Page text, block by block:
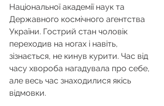
Національної академії наук та
Державного космічного агентства
України. Гострий стан чоловік
переходив на ногах і навіть,
зізнається, не кинув курити. Час від
часу хвороба нагадувала про себе,
але весь час знаходилися якісь
відмовки.